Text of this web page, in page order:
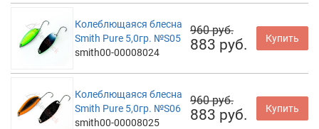
Колеблющаяся блесна
Smith Pure 5,0гр. №S05
smith00-00008024
960 руб.
883 руб. Купить
Колеблющаяся блесна
Smith Pure 5,0гр. №S06
smith00-00008025
960 руб.
883 руб. Купить